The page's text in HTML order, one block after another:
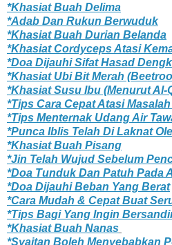
*Khasiat Buah Delima
*Adab Dan Rukun Berwuduk
*Khasiat Buah Durian Belanda
*Khasiat Cordyceps Atasi
*Doa Dijauhi Sifat Hasad
*Khasiat Ubi Bit Merah
*Khasiat Susu Ibu (Menurut Al-
*Tips Cara Cepat Atasi
*Tips Menternak Udang Air
*Punca Iblis Telah Di Laknat
*Khasiat Buah Pisang
*Jin Telah Wujud Sebelum
*Doa Tunduk Dan Patuh Pada
*Doa Dijauhi Beban Yang Berat
*Cara Mudah & Cepat Buat
*Tips Bagi Yang Ingin
*Khasiat Buah Nanas
*Syaitan Boleh Menyebabkan